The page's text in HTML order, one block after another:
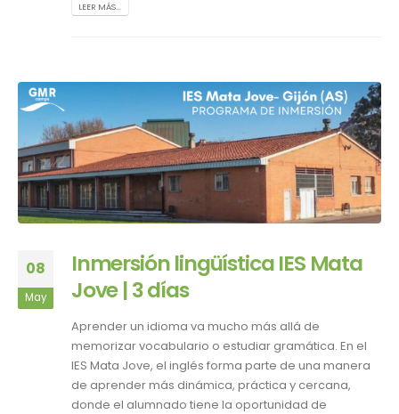
LEER MÁS...
08
May
Inmersión lingüística IES Mata
Jove | 3 días
Aprender un idioma va mucho más allá de
memorizar vocabulario o estudiar gramática. En el
IES Mata Jove, el inglés forma parte de una manera
de aprender más dinámica, práctica y cercana,
donde el alumnado tiene la oportunidad de